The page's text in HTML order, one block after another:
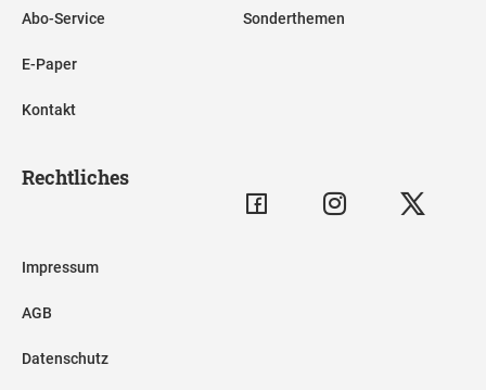
Abo-Service
E-Paper
Kontakt
Sonderthemen
Rechtliches
Impressum
AGB
Datenschutz